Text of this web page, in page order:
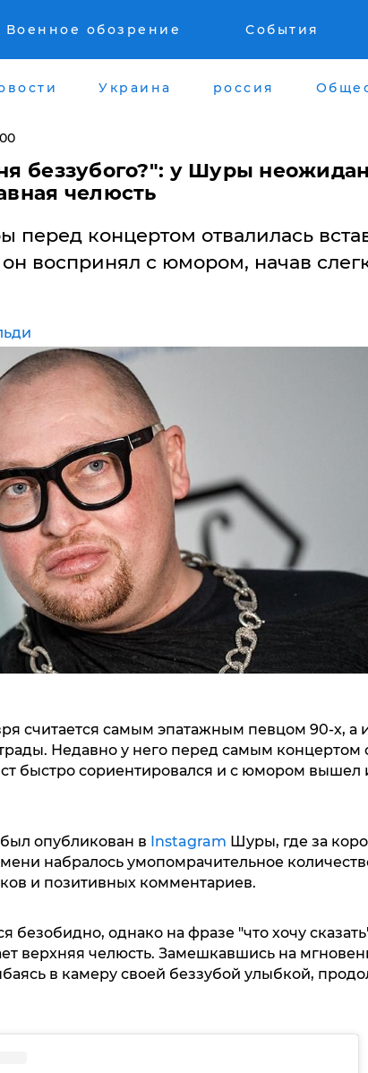
Военное обозрение События
Украина россия
беззубого?": у Шуры
челюсть
перед концертом отвалилась
он воспринял с юмором, начав
считается самым эпатажным певцом 90-х, а
Недавно у него перед самым концертом
быстро сориентировался и с юмором вышел
опубликован в Instagram Шуры, где за
набралось умопомрачительное
и позитивных комментариев.
безобидно, однако на фразе "что хочу
верхняя челюсть. Замешкавшись на
в камеру своей беззубой улыбкой,